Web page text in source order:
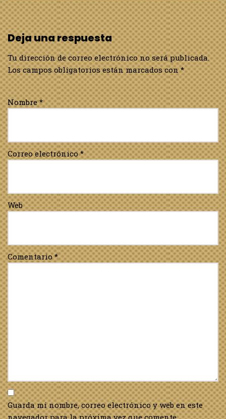
Deja una respuesta
Tu dirección de correo electrónico no será publicada.
Los campos obligatorios están marcados con*
Nombre*
Correo electrónico*
Web
Comentario*
Guarda mi nombre, correo electrónico y web en este
navegador para la próxima vez que comente.